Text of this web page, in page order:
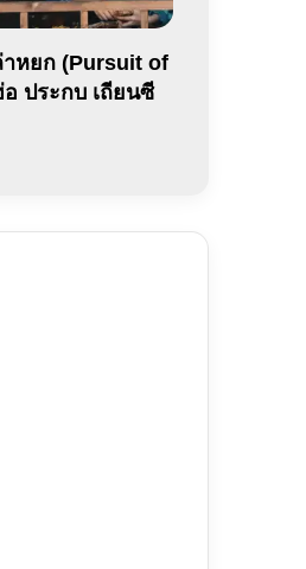
าหยก (Pursuit of
อ ประกบ เถียนซี